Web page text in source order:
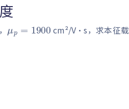
μ
cm²/V·s，求本征